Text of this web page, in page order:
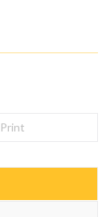
Print